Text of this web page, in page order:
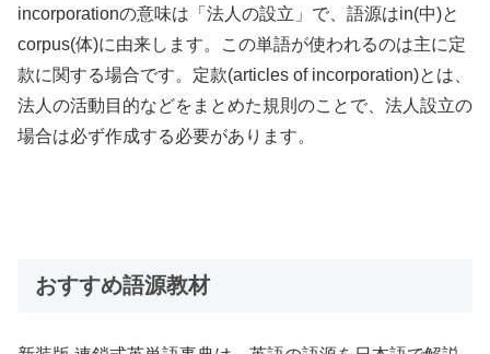
incorporationの意味は「法人の設立」で、語源はin(中)と
corpus(体)に由来します。この単語が使われるのは主に定
款に関する場合です。定款(articles of incorporation)とは、
法人の活動目的などをまとめた規則のことで、法人設立の
場合は必ず作成する必要があります。
おすすめ語源教材